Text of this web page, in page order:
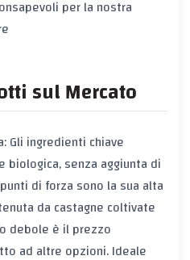
per la nostra
sul Mercato
Gli ingredienti chiave
biologica, senza aggiunta di
di forza sono la sua alta
da castagne coltivate
debole è il prezzo
ad altre opzioni. Ideale